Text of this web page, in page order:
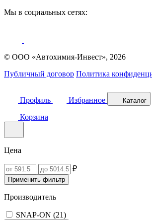
Мы в социальных сетях:
© ООО «Автохимия-Инвест», 2026
Публичный договор Политика
Профиль Избранное Каталог
Корзина
Цена
₽
Применить фильтр
Производитель
SNAP-ON (21)